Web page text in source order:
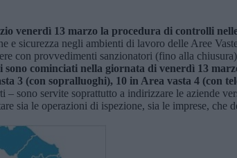
venerdì 13 marzo la procedura di controlli
e sicurezza negli ambienti di lavoro delle Aree
con provvedimenti sanzionatori (fino alla
sono cominciati nella giornata di venerdì 13
3 (con sopralluoghi), 10 in Area vasta 4 (con
sono servite soprattutto a indirizzare le aziende
le operazioni di ispezione, sia le imprese, che